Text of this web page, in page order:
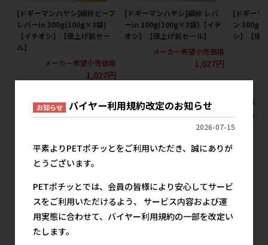
[ドギーマンハヤシ]絹紗ビーフ
レバーin 300g(100g×3袋)
【イチオシ】【値上げ前セー
ル】
メーカー希望小売価格
1,027円
[ドギーマンハヤシ]絹紗 レバ
ーin 300g(100g×3袋)【イチ
オシ】【値上げ前セール】
メーカー希望小売価格
1,027円
[ドギーマ
ン
シ】【値
すべての犬用スナック ジャーキー ジャーキー200g未満の人気
商品を見る
マルカン サンライズの人気商品
お知らせ バイヤー利用規約改定のお知らせ
2026-07-15
平素よりPETポチッとをご利用いただき、誠にありが
とうございます。
PETポチッとでは、会員の皆様により安心してサービ
スをご利用いただけるよう、 サービス内容および運
用実態に合わせて、バイヤー利用規約の一部を改定い
たします。